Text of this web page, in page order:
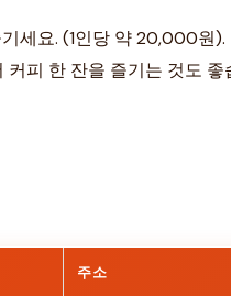
세요. (1인당 약 20,000원
커피 한 잔을 즐기는 것도
주소